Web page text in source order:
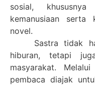
sosial,
kemanusiaan
novel.
Sastra tidak
hiburan, tetapi
masyarakat.
pembaca diajak